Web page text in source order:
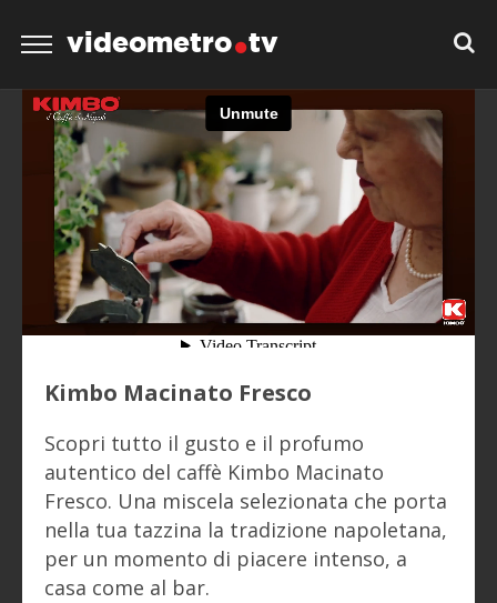
videometro tv
Kimbo Macinato Fresco
Scopri tutto il gusto e il profumo
autentico del caffè Kimbo Macinato
Fresco. Una miscela selezionata che porta
nella tua tazzina la tradizione napoletana,
per un momento di piacere intenso, a
casa come al bar.